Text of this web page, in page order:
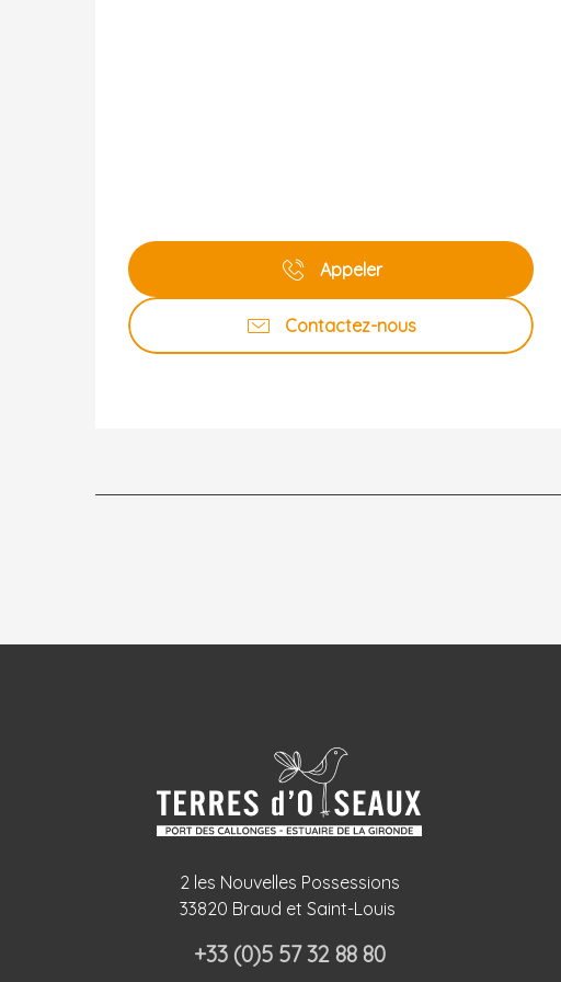
Appeler
Contactez-nous
2 les Nouvelles Possessions
33820 Braud et Saint-Louis
+33 (0)5 57 32 88 80